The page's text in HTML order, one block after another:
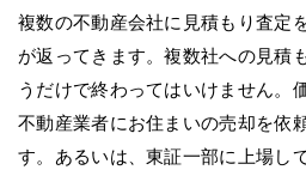
複数の不動産会社に見積もり査定
が返ってきます。複数社への見積
うだけで終わってはいけません。
不動産業者にお住まいの売却を依
す。あるいは、東証一部に上場し